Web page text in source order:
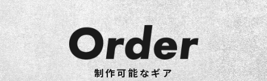
制作可能なギア